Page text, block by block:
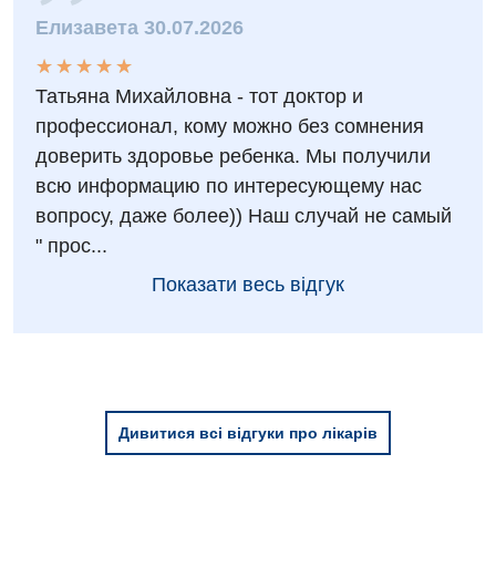
Елизавета 30.07.2026
★
★
★
★
★
★ ★ ★ ★ ★
Татьяна Михайловна - тот доктор и
профессионал, кому можно без сомнения
доверить здоровье ребенка. Мы получили
всю информацию по интересующему нас
вопросу, даже более)) Наш случай не самый
" прос...
Показати весь відгук
Дивитися всі відгуки про лікарів